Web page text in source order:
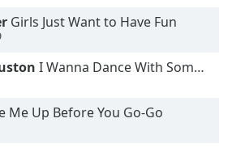
Girls Just Want to Have Fun
I Wanna Dance With Somebody
Me Up Before You Go-Go